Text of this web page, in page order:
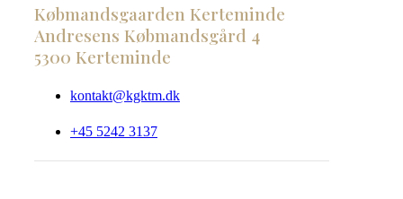
Købmandsgaarden Kerteminde
Andresens Købmandsgård 4
5300 Kerteminde
kontakt@kgktm.dk
+45 5242 3137